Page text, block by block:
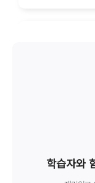
학습자와